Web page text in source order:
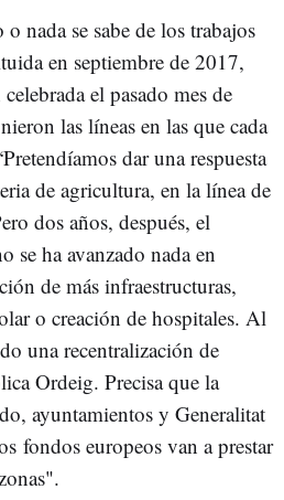
nada se sabe de los trabajos
en septiembre de 2017,
el pasado mes de
las líneas en las que cada
dar una respuesta
de agricultura, en la línea de
dos años, después, el
se ha avanzado nada en
de más infraestructuras,
o creación de hospitales. Al
una recentralización de
Ordeig. Precisa que la
ayuntamientos y Generalitat
fondos europeos van a prestar